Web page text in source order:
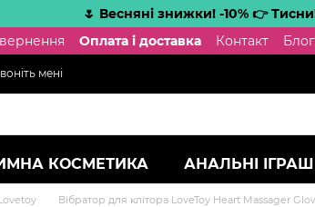
🌷 Весняні знижки! -10% 👉
Оплата і доставка Контакт Блог
мені
КОСМЕТИКА АНАЛЬНІ
Вібратор для клітора LoveToy Heart Massager